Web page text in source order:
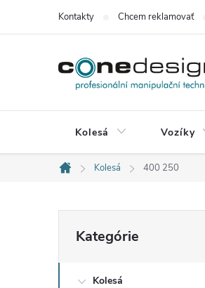
Kontakty Chcem reklamovať
Kolesá Vozíky
Domov
Kolesá 400 250
o
kategórie
Kategórie
Kolesá